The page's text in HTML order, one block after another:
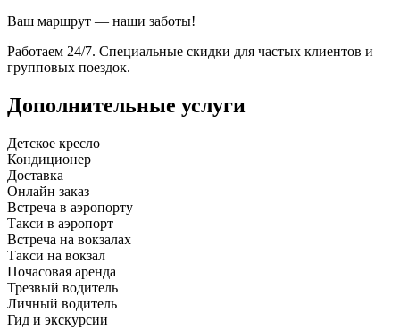
Ваш маршрут — наши заботы!
Работаем 24/7. Специальные скидки для частых клиентов и
групповых поездок.
Дополнительные услуги
Детское кресло
Кондиционер
Доставка
Онлайн заказ
Встреча в аэропорту
Такси в аэропорт
Встреча на вокзалах
Такси на вокзал
Почасовая аренда
Трезвый водитель
Личный водитель
Гид и экскурсии